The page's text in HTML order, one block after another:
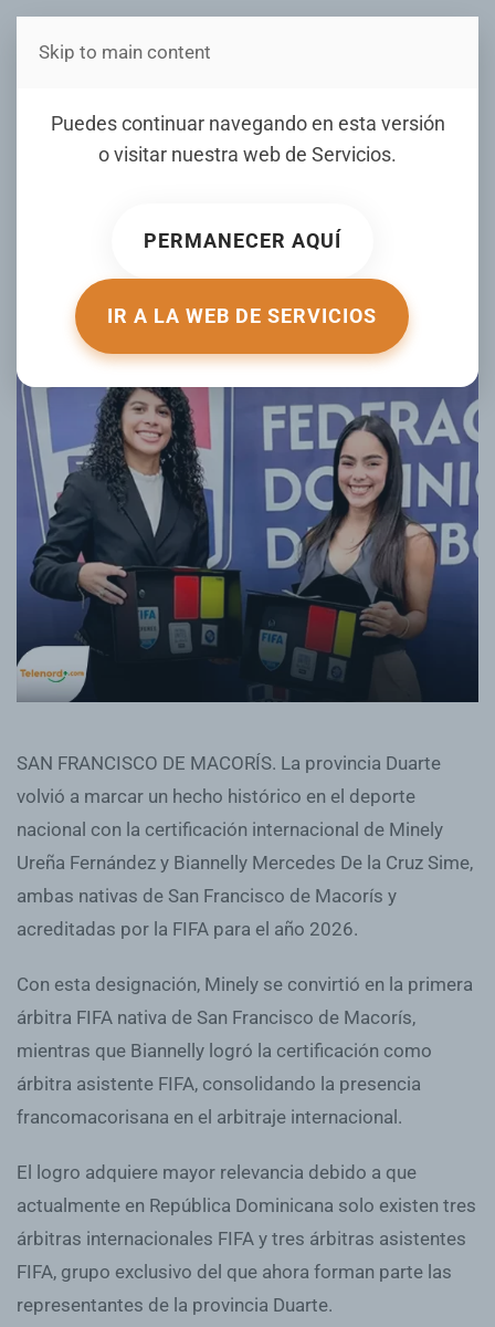
Estás en Telenord Medios
Puedes continuar navegando en esta versión
o visitar nuestra web de Servicios.
PERMANECER AQUÍ
IR A LA WEB DE SERVICIOS
Skip to main content
San Francisco de Macorís
coloca dos árbitras FIFA
mujeres internacionales del
arbitraje dominicano
ESCRITO POR EL JAYA EL
. PUBLICADO EN
DEPORTES CON JUNIOR MATRILLÉ.
SAN FRANCISCO DE MACORÍS. La provincia Duarte
volvió a marcar un hecho histórico en el deporte
nacional con la certificación internacional de Minely
Ureña Fernández y Biannelly Mercedes De la Cruz Sime,
ambas nativas de San Francisco de Macorís y
acreditadas por la FIFA para el año 2026.
Con esta designación, Minely se convirtió en la primera
árbitra FIFA nativa de San Francisco de Macorís,
mientras que Biannelly logró la certificación como
árbitra asistente FIFA, consolidando la presencia
francomacorisana en el arbitraje internacional.
El logro adquiere mayor relevancia debido a que
actualmente en República Dominicana solo existen tres
árbitras internacionales FIFA y tres árbitras asistentes
FIFA, grupo exclusivo del que ahora forman parte las
representantes de la provincia Duarte.